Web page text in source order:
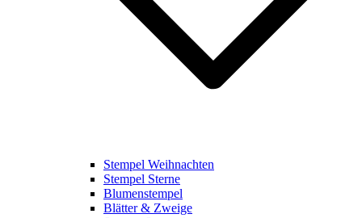
Stempel Weihnachten
Stempel Sterne
Blumenstempel
Blätter & Zweige